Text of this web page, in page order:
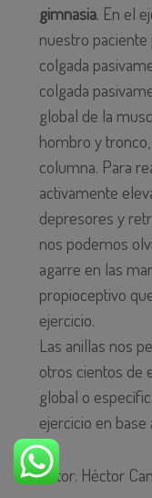
gimnasia. En el
nuestro
colgada
colgada
global de la
hombro y
columna. Para
activamente
depresores y
nos podemos
agarre en las
propioceptivo
ejercicio.
Las anillas nos
otros cientos de
global o
ejercicio en base
Autor: Héctor